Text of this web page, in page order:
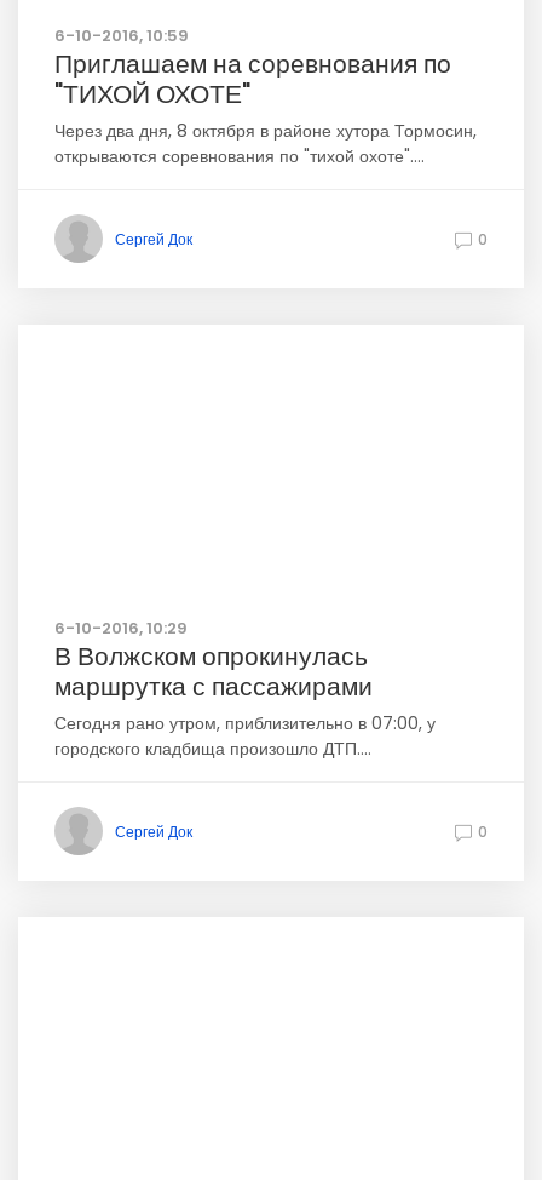
6-10-2016, 10:59
Приглашаем на соревнования по
"ТИХОЙ ОХОТЕ"
Через два дня, 8 октября в районе хутора Тормосин,
открываются соревнования по "тихой охоте"....
Сергей Док 0
6-10-2016, 10:29
В Волжском опрокинулась
маршрутка с пассажирами
Сегодня рано утром, приблизительно в 07:00, у
городского кладбища произошло ДТП....
Сергей Док 0